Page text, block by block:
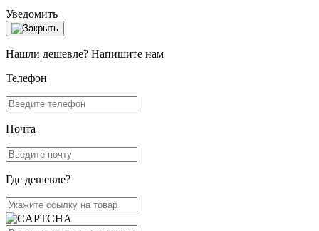
Уведомить
Нашли дешевле? Напишите нам
Телефон
Почта
Где дешевле?